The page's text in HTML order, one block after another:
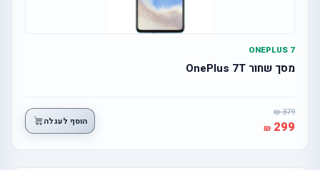
ONEPLUS 7
מסך שחור OnePlus 7T
379
299 הוסף לעגלה